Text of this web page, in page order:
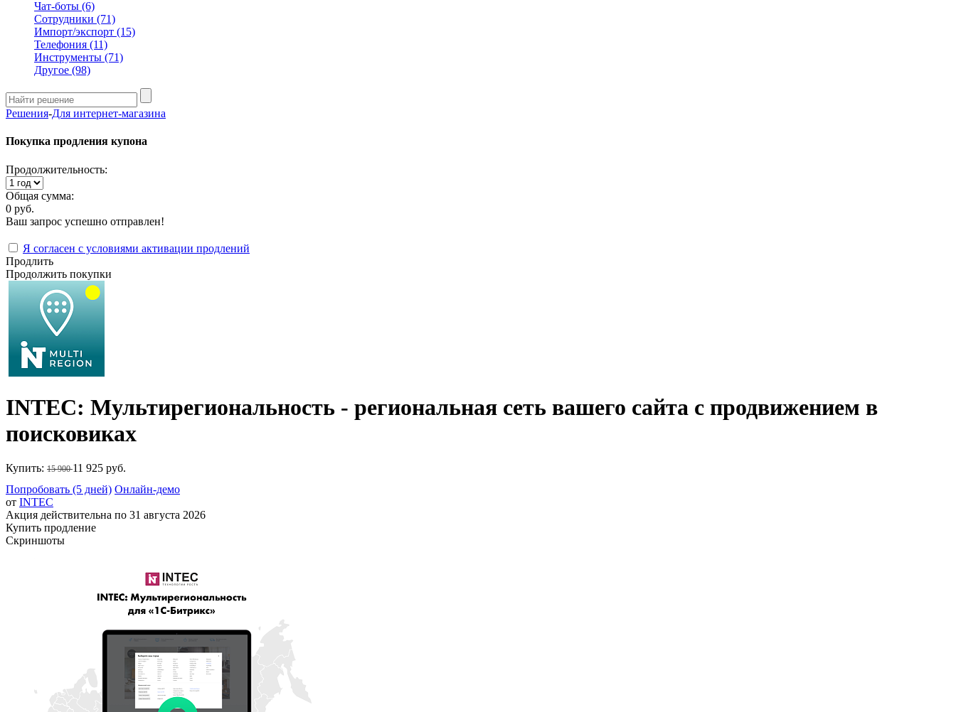
Чат-боты (6)
Сотрудники (71)
Импорт/экспорт (15)
Телефония (11)
Инструменты (71)
Другое (98)
Решения-Для интернет-магазина
Покупка продления купона
Продолжительность:
Общая сумма:
0 руб.
Ваш запрос успешно отправлен!
Я согласен с условиями активации продлений
Продлить
Продолжить покупки
INTEC: Мультирегиональность - региональная сеть вашего сайта с продвижением в
поисковиках
Купить: 15 90011 925 руб.
Попробовать (5 дней) Онлайн-демо
от INTEC
Акция действительна по 31 августа 2026
Купить продление
Скриншоты